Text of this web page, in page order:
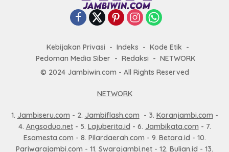
Kebijakan Privasi Indeks
Kode Etik
Pedoman Media Siber
Redaksi
NETWORK
© 2024 Jambiwin.com - All Rights Reserved
NETWORK
1. Jambiseru.com - 2. Jambiflash.com - 3. Koranjambi.com -
4. Angsoduo.net- 5. Lajuberita.id - 6. Jambikata.com - 7.
Esamesta.com - 8. Pilardaerah.com - 9. Betara.id - 10.
Pariwarajambi.com - 11. Swarajambi.net - 12. Bulian.id - 13.